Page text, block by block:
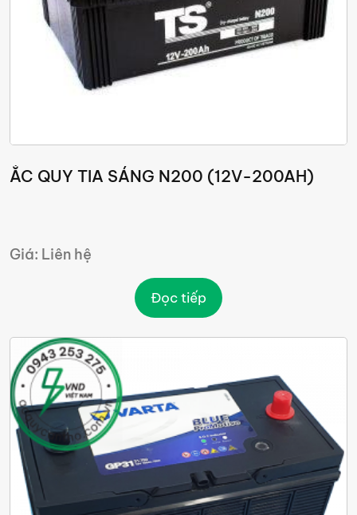
ẮC QUY TIA SÁNG N200 (12V-200AH)
Giá: Liên hệ
Đọc tiếp